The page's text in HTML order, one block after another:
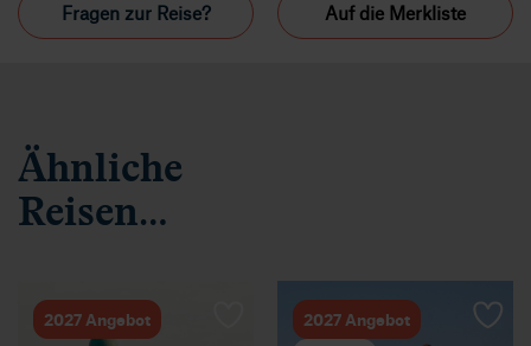
Fragen zur Reise? Auf die Merkliste
Ähnliche
Reisen…
2027 Angebot 2027 Angebot